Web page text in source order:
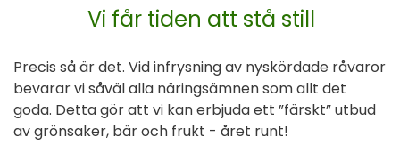
Vi får tiden att stå still
Precis så är det. Vid infrysning av nyskördade råvaror
bevarar vi såväl alla näringsämnen som allt det
goda. Detta gör att vi kan erbjuda ett ”färskt” utbud
av grönsaker, bär och frukt - året runt!